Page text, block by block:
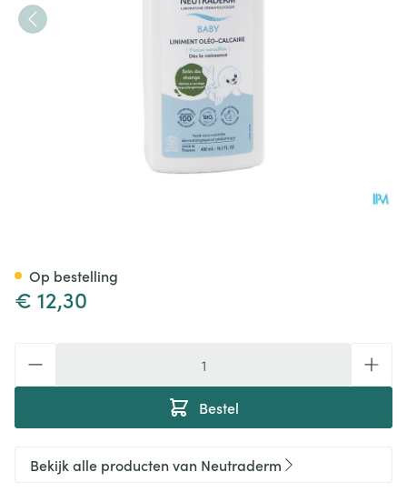
€ 12,30
Bestel
Op bestelling
Bekijk alle producten van Neutraderm